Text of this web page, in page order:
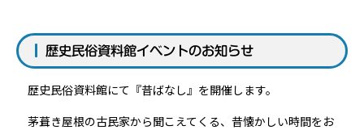
歴史民俗資料館イベントのお知らせ
歴史民俗資料館にて『昔ばなし』を開催します。
茅葺き屋根の古民家から聞こえてくる、昔懐かしい時間をお